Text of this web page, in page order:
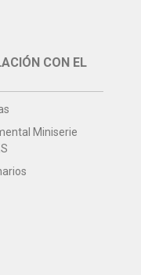
CON EL
Miniserie